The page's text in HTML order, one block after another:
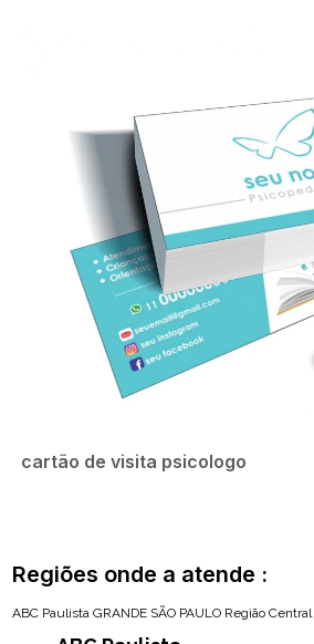
cartão de visita psicologo
Regiões onde a atende :
ABC Paulista GRANDE SÃO PAULO Região Central